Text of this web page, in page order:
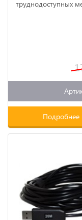
труднодоступных
Подробнее